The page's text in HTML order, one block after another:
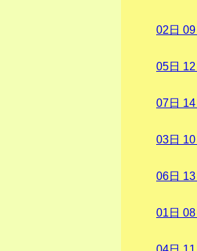
02 日 09
05日 12
07日 14
03日 10
06日 13
01 日 08